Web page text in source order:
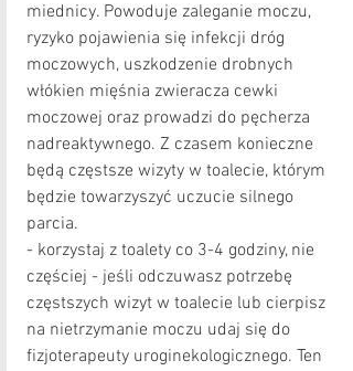
miednicy. Powoduje zaleganie moczu,
ryzyko pojawienia się infekcji dróg
moczowych, uszkodzenie drobnych
włókien mięśnia zwieracza cewki
moczowej oraz prowadzi do pęcherza
nadreaktywnego. Z czasem konieczne
będą częstsze wizyty w toalecie, którym
będzie towarzyszyć uczucie silnego
parcia.
- korzystaj z toalety co 3-4 godziny, nie
częściej - jeśli odczuwasz potrzebę
częstszych wizyt w toalecie lub cierpisz
na nietrzymanie moczu udaj się do
fizjoterapeuty uroginekologicznego. Ten